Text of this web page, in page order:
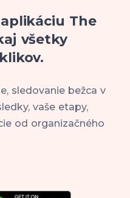
The
všetky
sledovanie bežca v
vaše etapy,
od organizačného